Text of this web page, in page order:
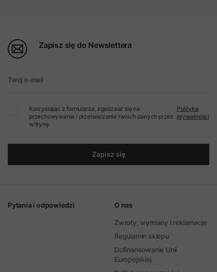
Zapisz się do Newslettera
Twój e-mail
Korzystając z formularza, zgadzasz się na
przechowywanie i przetwarzanie twoich danych przez
witrynę.
Polityka
prywatności
Zapisz się
Pytania i odpowiedzi O nas
Zwroty, wymiany i reklamacje
Regulamin sklepu
Dofinansowanie Unii
Europejskiej